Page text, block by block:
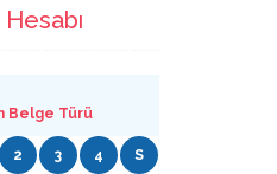
Belge Türü
2 3 4 S